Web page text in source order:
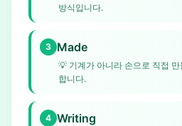
방식입니다.
3 Made
💡 기계가 아니라 손으로 직접
합니다.
4 Writing